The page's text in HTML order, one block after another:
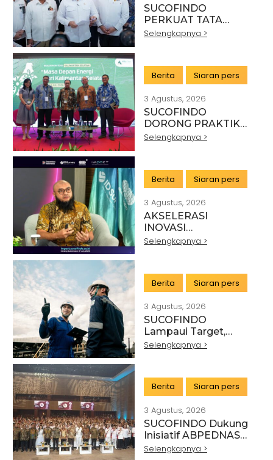
SUCOFINDO
PERKUAT TATA
KELOLA EKSPOR
DENGAN KSP DAN
DANANTARA
Selengkapnya >
Berita Siaran pers
3 Agustus, 2026
SUCOFINDO
DORONG PRAKTIK
PERTAMBANGAN
Selengkapnya >
Berita Siaran pers
3 Agustus, 2026
AKSELERASI
INOVASI
TEKNOLOGI,
TRANSFORMASI
LAYANAN TIC
TINGGI
Selengkapnya >
Berita Siaran pers
3 Agustus, 2026
SUCOFINDO
Lampaui Target,
RUPS Sahkan Kinerja
Selengkapnya >
Berita Siaran pers
3 Agustus, 2026
SUCOFINDO Dukung
Inisiatif ABPEDNAS
melalui Program
Selengkapnya >
Artikel Pertanian
Kehutanan
Kesehatan
Kelautan dan Perikanan